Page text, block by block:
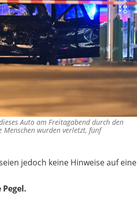
Auto am Freitagabend durch den
wurden verletzt, fünf
jedoch keine Hinweise auf eine